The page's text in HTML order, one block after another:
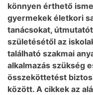
könnyen érthető
gyermekek életkori
tanácsokat,
születésétől az
található szakmai
alkalmazás szükség
összeköttetést
között. A cikkek az